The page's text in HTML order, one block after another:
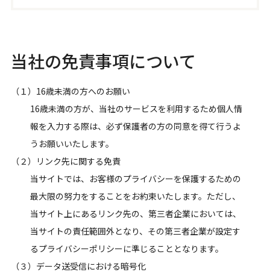
当社の免責事項について
（１）16歳未満の方へのお願い
16歳未満の方が、当社のサービスを利用するため個人情
報を入力する際は、必ず保護者の方の同意を得て行うよ
うお願いいたします。
（２）リンク先に関する免責
当サイトでは、お客様のプライバシーを保護するための
最大限の努力をすることをお約束いたします。ただし、
当サイト上にあるリンク先の、第三者企業においては、
当サイトの責任範囲外となり、その第三者企業が設定す
るプライバシーポリシーに準じることとなります。
（３）データ送受信における暗号化